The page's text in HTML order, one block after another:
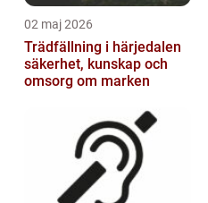
02 maj 2026
Trädfällning i härjedalen
säkerhet, kunskap och
omsorg om marken